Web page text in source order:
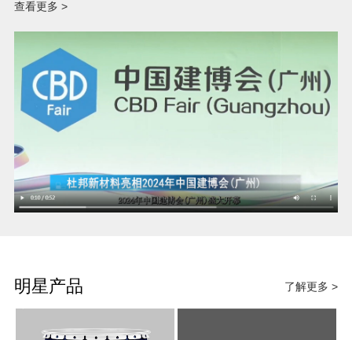
查看更多 >
明星产品 了解更多 >